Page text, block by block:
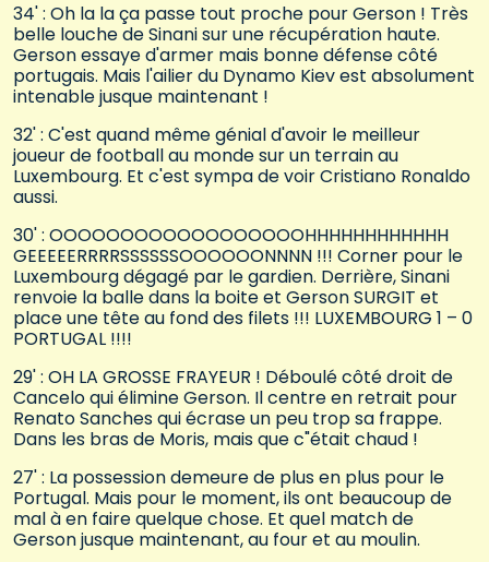
34' : Oh la la ça passe tout proche pour Gerson ! Très
belle louche de Sinani sur une récupération haute.
Gerson essaye d'armer mais bonne défense côté
portugais. Mais l'ailier du Dynamo Kiev est absolument
intenable jusque maintenant !
32' : C'est quand même génial d'avoir le meilleur
joueur de football au monde sur un terrain au
Luxembourg. Et c'est sympa de voir Cristiano Ronaldo
aussi.
30' : OOOOOOOOOOOOOOOOOOHHHHHHHHHHHH
GEEEEERRRRSSSSSSOOOOOONNNN !!! Corner pour le
Luxembourg dégagé par le gardien. Derrière, Sinani
renvoie la balle dans la boite et Gerson SURGIT et
place une tête au fond des filets !!! LUXEMBOURG 1 – 0
PORTUGAL !!!!
29' : OH LA GROSSE FRAYEUR ! Déboulé côté droit de
Cancelo qui élimine Gerson. Il centre en retrait pour
Renato Sanches qui écrase un peu trop sa frappe.
Dans les bras de Moris, mais que c"était chaud !
27' : La possession demeure de plus en plus pour le
Portugal. Mais pour le moment, ils ont beaucoup de
mal à en faire quelque chose. Et quel match de
Gerson jusque maintenant, au four et au moulin.